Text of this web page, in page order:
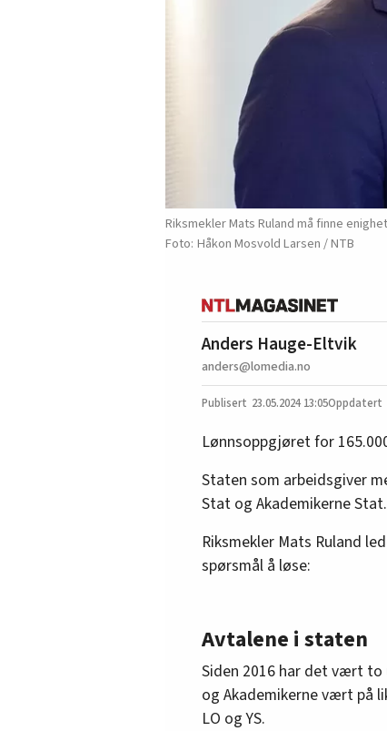
Riksmekler Mats Ruland må finne
Håkon Mosvold Larsen / NTB
Anders Hauge-Eltvik
anders@lomedia.no
23.05.2024 13:05
Lønnsoppgjøret for
Staten som arbeidsgiver
Stat og Akademikerne Stat.
Riksmekler Mats Ruland
spørsmål å løse:
Avtalene i staten
Siden 2016 har det vært
og Akademikerne vært på
LO og YS.